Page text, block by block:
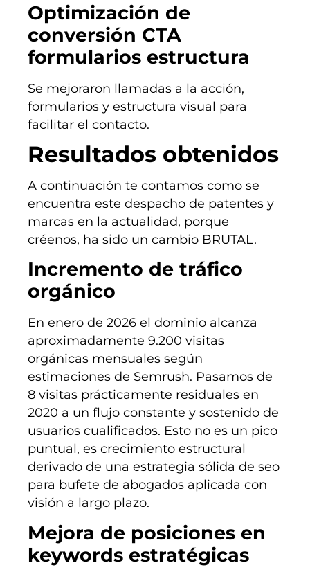
Optimización de
conversión CTA
formularios estructura
Se mejoraron llamadas a la acción,
formularios y estructura visual para
facilitar el contacto.
Resultados obtenidos
A continuación te contamos como se
encuentra este despacho de patentes y
marcas en la actualidad, porque
créenos, ha sido un cambio BRUTAL.
Incremento de tráfico
orgánico
En enero de 2026 el dominio alcanza
aproximadamente 9.200 visitas
orgánicas mensuales según
estimaciones de Semrush. Pasamos de
8 visitas prácticamente residuales en
2020 a un flujo constante y sostenido de
usuarios cualificados. Esto no es un pico
puntual, es crecimiento estructural
derivado de una estrategia sólida de seo
para bufete de abogados aplicada con
visión a largo plazo.
Mejora de posiciones en
keywords estratégicas